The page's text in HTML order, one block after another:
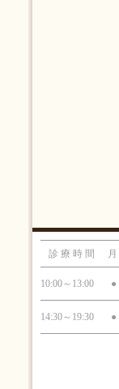
診療時間 月
10:00～13:00 ●
14:30～19:30 ●